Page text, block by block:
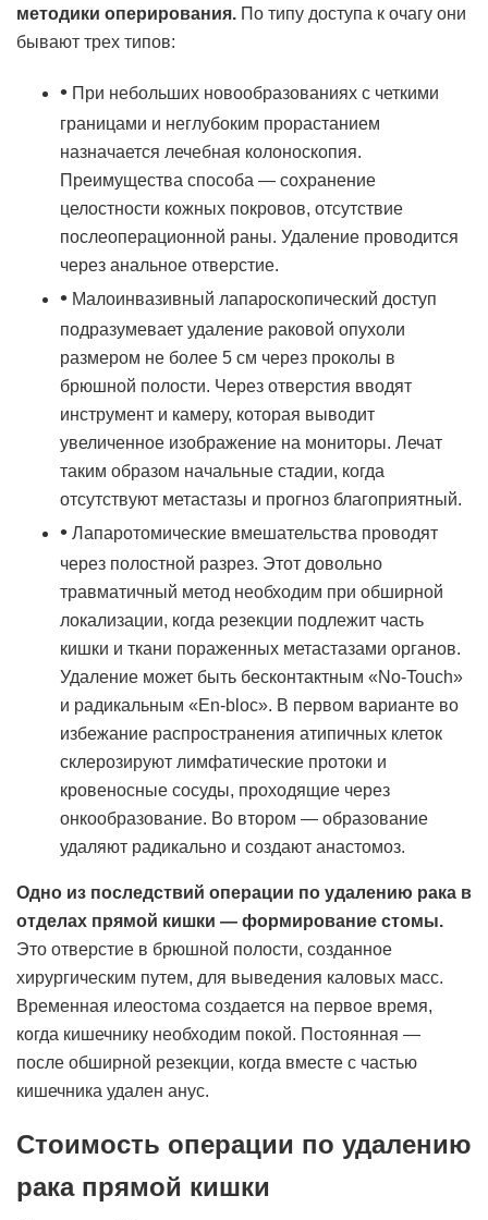
методики оперирования. По типу доступа к очагу они
бывают трех типов:
• При небольших новообразованиях с четкими
границами и неглубоким прорастанием
назначается лечебная колоноскопия.
Преимущества способа — сохранение
целостности кожных покровов, отсутствие
послеоперационной раны. Удаление проводится
через анальное отверстие.
• Малоинвазивный лапароскопический доступ
подразумевает удаление раковой опухоли
размером не более 5 см через проколы в
брюшной полости. Через отверстия вводят
инструмент и камеру, которая выводит
увеличенное изображение на мониторы. Лечат
таким образом начальные стадии, когда
отсутствуют метастазы и прогноз благоприятный.
• Лапаротомические вмешательства проводят
через полостной разрез. Этот довольно
травматичный метод необходим при обширной
локализации, когда резекции подлежит часть
кишки и ткани пораженных метастазами органов.
Удаление может быть бесконтактным «No-Touch»
и радикальным «En-bloc». В первом варианте во
избежание распространения атипичных клеток
склерозируют лимфатические протоки и
кровеносные сосуды, проходящие через
онкообразование. Во втором — образование
удаляют радикально и создают анастомоз.
Одно из последствий операции по удалению рака в
отделах прямой кишки — формирование стомы.
Это отверстие в брюшной полости, созданное
хирургическим путем, для выведения каловых масс.
Временная илеостома создается на первое время,
когда кишечнику необходим покой. Постоянная —
после обширной резекции, когда вместе с частью
кишечника удален анус.
Стоимость операции по удалению
рака прямой кишки